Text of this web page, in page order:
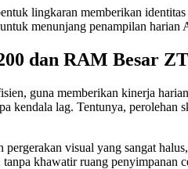
lingkaran memberikan
menunjang penampilan harian
dan RAM Besar
guna memberikan kinerja
kendala lag. Tentunya,
visual yang sangat
khawatir ruang penyimpanan